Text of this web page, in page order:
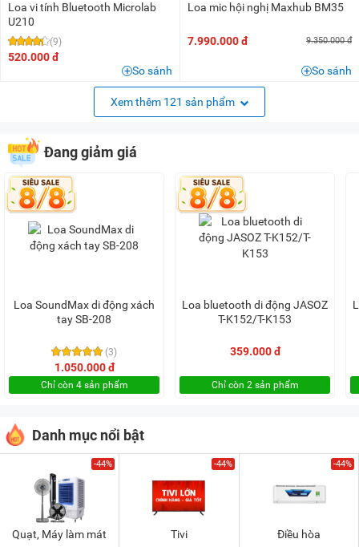
Loa vi tính Bluetooth Microlab
U210
(9)
520.000 đ
So sánh
Loa mic hội nghị Maxhub BM35
7.990.000 đ 9.350.000 đ
So sánh
Xem thêm 121 sản phẩm
Đang giảm giá
Loa SoundMax di động xách
tay SB-208
(3)
1.050.000 đ
Chỉ còn 4 sản phẩm
Loa bluetooth di động JASOZ
T-K152/T-K153
359.000 đ
Chỉ còn 2 sản phẩm
Danh mục nổi bật
-44%
Quạt, Máy làm mát
-44%
Tivi
-44%
Điều hòa